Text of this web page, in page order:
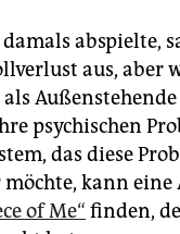
damals abspielte,
aus, aber
psychischen
das diese
möchte, kann
of Me“ finden,